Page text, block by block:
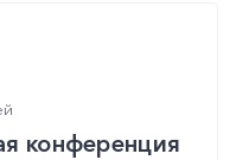
конференция